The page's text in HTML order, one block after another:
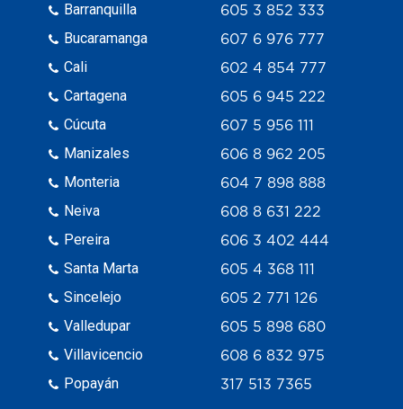
Barranquilla
Bucaramanga
Cali
Cartagena
Cúcuta
Manizales
Monteria
Neiva
Pereira
Santa Marta
Sincelejo
Valledupar
Villavicencio
Popayán
605 3 852 333
607 6 976 777
602 4 854 777
605 6 945 222
607 5 956 111
606 8 962 205
604 7 898 888
608 8 631 222
606 3 402 444
605 4 368 111
605 2 771 126
605 5 898 680
608 6 832 975
317 513 7365